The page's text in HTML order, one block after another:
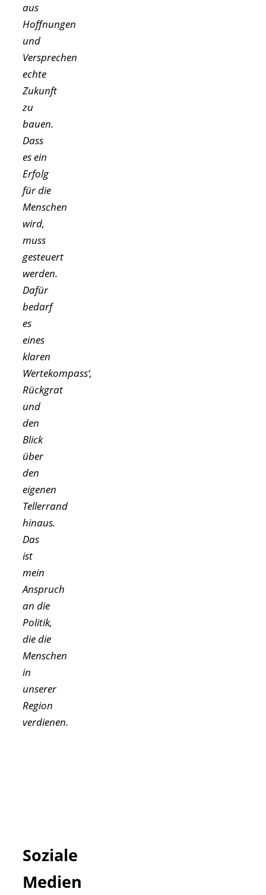
aus
Hoffnungen
und
Versprechen
echte
Zukunft
zu
bauen.
Dass
es ein
Erfolg
für die
Menschen
wird,
muss
gesteuert
werden.
Dafür
bedarf
es
eines
klaren
Wertekompass‘,
Rückgrat
und
den
Blick
über
den
eigenen
Tellerrand
hinaus.
Das
ist
mein
Anspruch
an die
Politik,
die die
Menschen
in
unserer
Region
verdienen.
Soziale
Medien